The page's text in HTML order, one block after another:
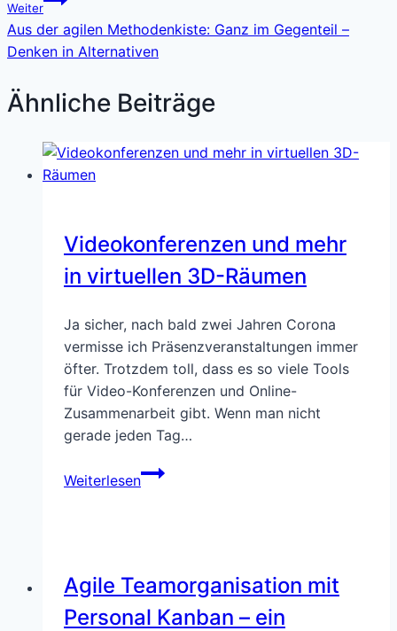
Weiter
Aus der agilen Methodenkiste: Ganz im Gegenteil –
Denken in Alternativen
Ähnliche Beiträge
Videokonferenzen und mehr
in virtuellen 3D-Räumen
Ja sicher, nach bald zwei Jahren Corona
vermisse ich Präsenzveranstaltungen immer
öfter. Trotzdem toll, dass es so viele Tools
für Video-Konferenzen und Online-
Zusammenarbeit gibt. Wenn man nicht
gerade jeden Tag…
Weiterlesen
Videokonferenzen
und
3D-
Agile Teamorganisation mit
Personal Kanban – ein